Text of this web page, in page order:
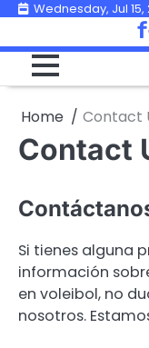
Skip
content
Wednesday, Jul 15,
Home Contact
Contact
Si tienes alguna
información
en voleibol, no
nosotros.